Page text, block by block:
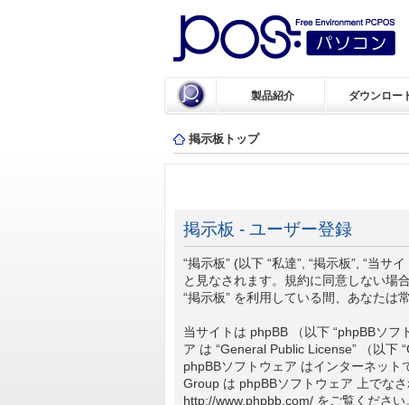
製品紹介 ダウンロー
掲示板トップ
掲示板 - ユーザー登録
“掲示板” (以下 “私達”, “掲示板”, “当
と見なされます。規約に同意しない場
“掲示板” を利用している間、あなたは
当サイトは phpBB （以下 “phpBBソフ
ア は “General Public License” （以下
phpBBソフトウェア はインターネッ
Group は phpBBソフトウェア 上でな
http://www.phpbb.com/ をご覧ください